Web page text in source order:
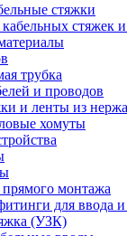
стяжки
стяжек
трубка
и проводов
и ленты из
хомуты
монтажа
для ввода
(УЗК)